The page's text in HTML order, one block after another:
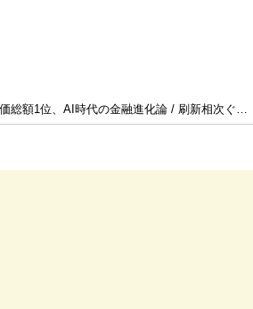
AI時代の金融進化論 / 刷新相次ぐ退職金「前払い」が選択肢に